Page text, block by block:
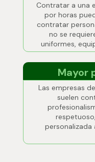
Contratar a una
por horas
contratar
no se
uniformes,
Mayor
Las empresas
suelen
personalizada